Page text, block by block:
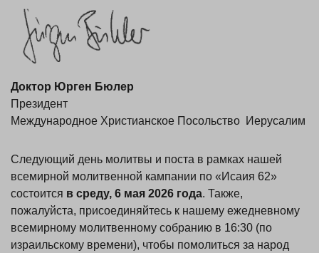
Доктор Юрген Бюлер
Президент
Международное Христианское Посольство Иерусалим
Следующий день молитвы и поста в рамках нашей
всемирной молитвенной кампании по «Исаия 62»
состоится в среду, 6 мая 2026 года. Также,
пожалуйста, присоединяйтесь к нашему ежедневному
всемирному молитвенному собранию в 16:30 (по
израильскому времени), чтобы помолиться за народ